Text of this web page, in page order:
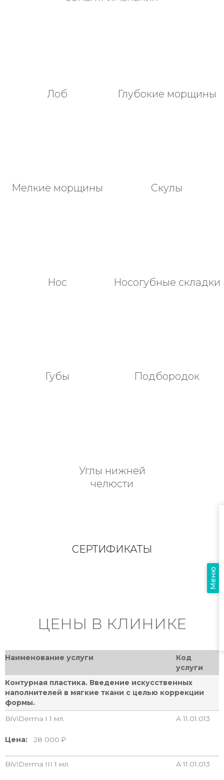
Меню
Лоб Глубокие морщины
Мелкие морщины Скулы
Нос Носогубные складки
Губы Подбородок
Углы нижней
челюсти
СЕРТИФИКАТЫ
ЦЕНЫ В КЛИНИКЕ
Наименование услуги
Код
услуги
Контурная пластика. Введение искусственных
наполнителей в мягкие ткани с целью коррекции
формы.
BiViDerma I 1 мл.
А 11.01.013
Цена: 28 000
BiViDerma III 1 мл. А 11.01.013